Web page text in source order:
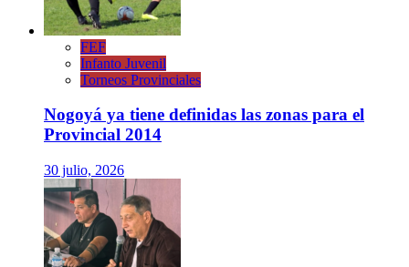
FEF
Infanto Juvenil
Torneos Provinciales
Nogoyá ya tiene definidas las zonas para el
Provincial 2014
30 julio, 2026